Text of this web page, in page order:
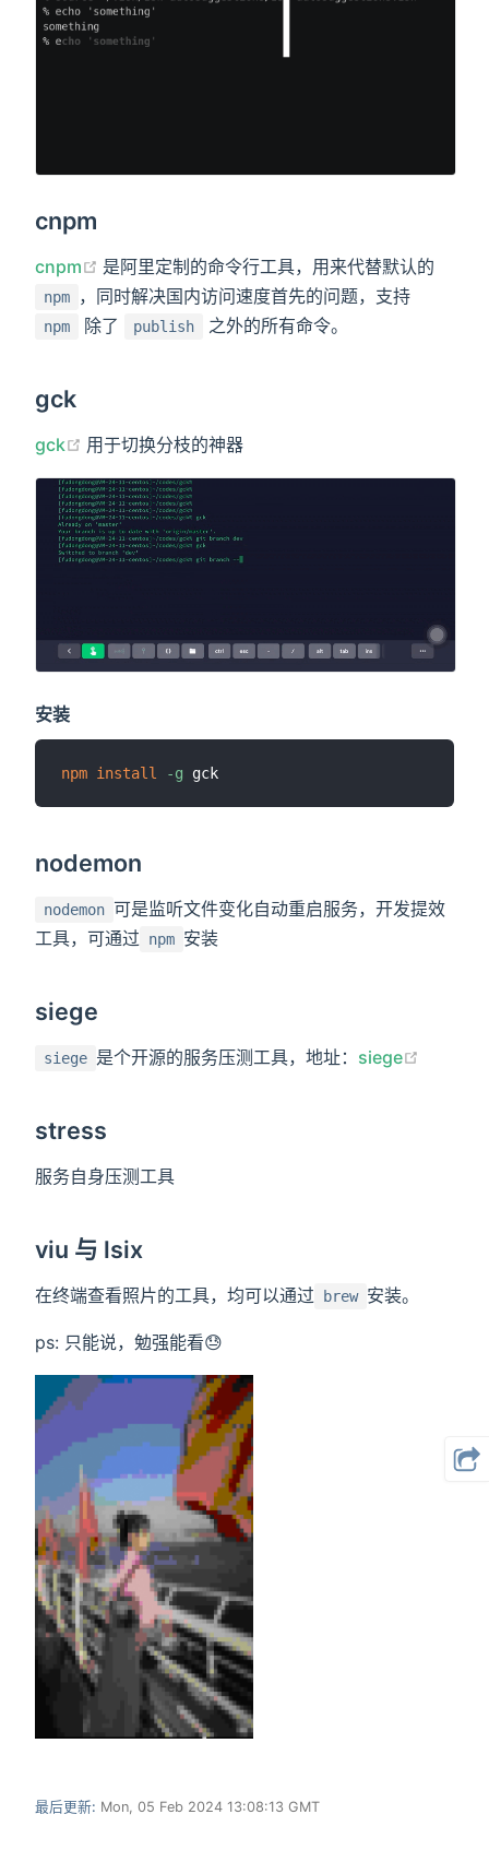
cnpm
cnpm (opens new window)
是阿里定制的命令行工具，用来代替默认的
npm ，同时解决国内访问速度首先的问题，支持
npm 除了 publish 之外的所有命令。
gck
gck (opens new window)
用于切换分枝的神器
安装
npm install -g
nodemon
nodemon 可是监听文件变化自动重启服务，开发提效
工具，可通过
npm 安装
siege
siege 是个开源的服务压测工具，地址： siege
stress
服务自身压测工具
viu 与 lsix
在终端查看照片的工具，均可以通过 brew 安装。
ps: 只能说，勉强能看😓
最后更新: Mon, 05 Feb 2024 13:08:13 GMT